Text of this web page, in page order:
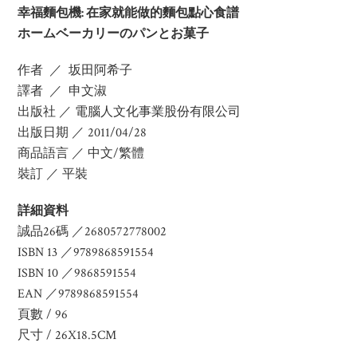
幸福麵包機: 在家就能做的麵包點心食譜
ホームベーカリーのパンとお菓子
作者 ／ 坂田阿希子
譯者 ／ 申文淑
出版社 ／ 電腦人文化事業股份有限公司
出版日期 ／ 2011/04/28
商品語言 ／ 中文/繁體
裝訂 ／ 平裝
詳細資料
誠品26碼 ／2680572778002
ISBN 13 ／9789868591554
ISBN 10 ／9868591554
EAN ／9789868591554
頁數 / 96
尺寸 / 26X18.5CM